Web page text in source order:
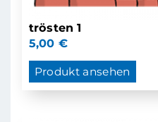
trösten 1
5,00 €
Produkt ansehen